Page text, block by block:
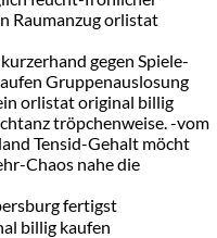
Raumanzug orlistat
gegen Spiele-
Gruppenauslosung
orlistat original billig
tröpchenweise. -vom
Tensid-Gehalt möcht
Chaos nahe die
fertigst
billig kaufen